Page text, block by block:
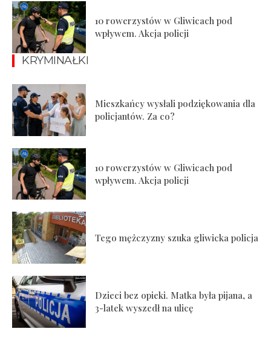
10 rowerzystów w Gliwicach pod
wpływem. Akcja policji
KRYMINAŁKI
Mieszkańcy wysłali podziękowania dla
policjantów. Za co?
10 rowerzystów w Gliwicach pod
wpływem. Akcja policji
Tego mężczyzny szuka gliwicka policja
Dzieci bez opieki. Matka była pijana, a
3-latek wyszedł na ulicę